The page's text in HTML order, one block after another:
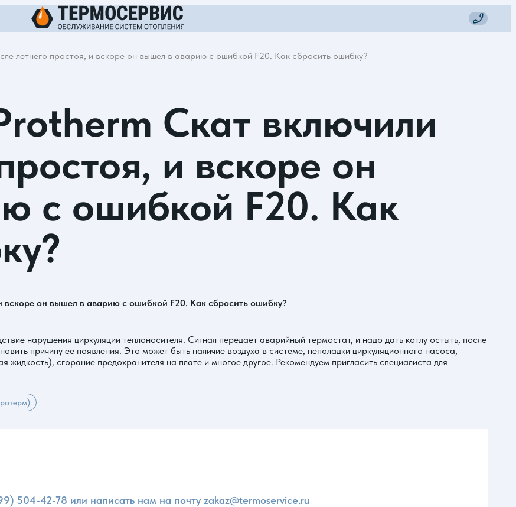
летнего простоя, и вскоре он вышел в аварию с ошибкой F20. Как сбросить ошибку?
Скат включили
и вскоре он
с ошибкой F20. Как
вскоре он вышел в аварию с ошибкой F20. Как сбросить ошибку?
нарушения циркуляции теплоносителя. Сигнал передает аварийный термостат, и надо дать котлу остыть, после
причину ее появления. Это может быть наличие воздуха в системе, неполадки циркуляционного насоса,
сгорание предохранителя на плате и многое другое. Рекомендуем пригласить специалиста для
504-42-78 или написать нам на почту zakaz@termoservice.ru